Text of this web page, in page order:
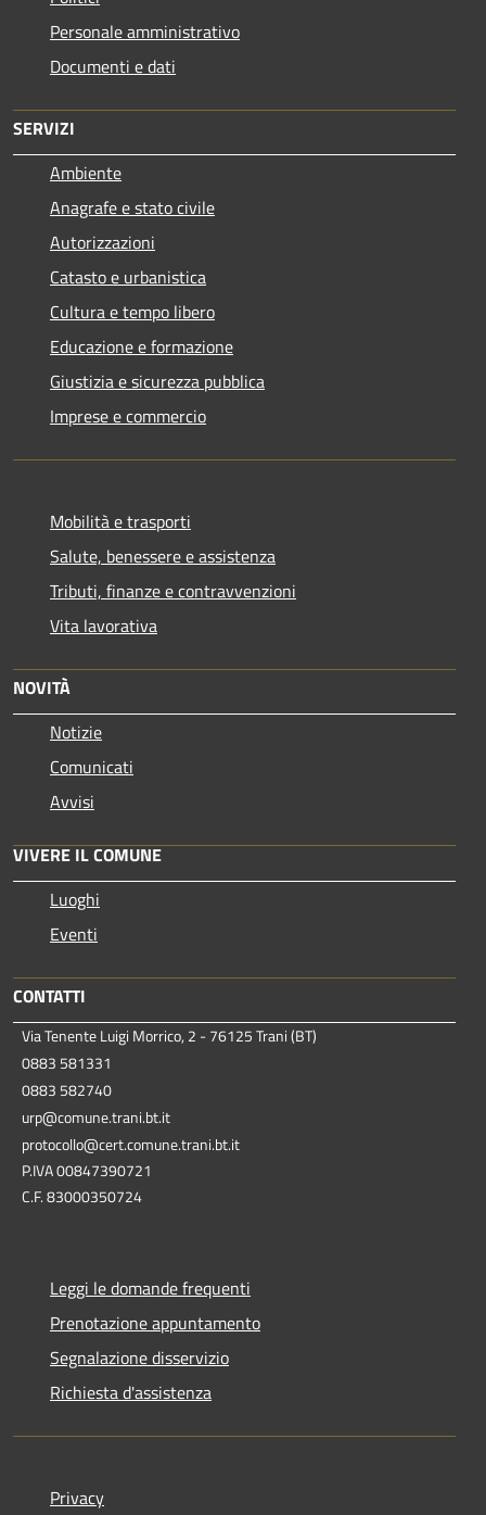
Personale amministrativo
Documenti e dati
SERVIZI
Ambiente
Anagrafe e stato civile
Autorizzazioni
Catasto e urbanistica
Cultura e tempo libero
Educazione e formazione
Giustizia e sicurezza pubblica
Imprese e commercio
Mobilità e trasporti
Salute, benessere e assistenza
Tributi, finanze e contravvenzioni
Vita lavorativa
NOVITÀ
Notizie
Comunicati
Avvisi
VIVERE IL COMUNE
Luoghi
Eventi
CONTATTI
Via Tenente Luigi Morrico, 2 - 76125 Trani (BT)
0883 581331
0883 582740
urp@comune.trani.bt.it
protocollo@cert.comune.trani.bt.it
P.IVA 00847390721
C.F. 83000350724
Leggi le domande frequenti
Prenotazione appuntamento
Segnalazione disservizio
Richiesta d'assistenza
Privacy